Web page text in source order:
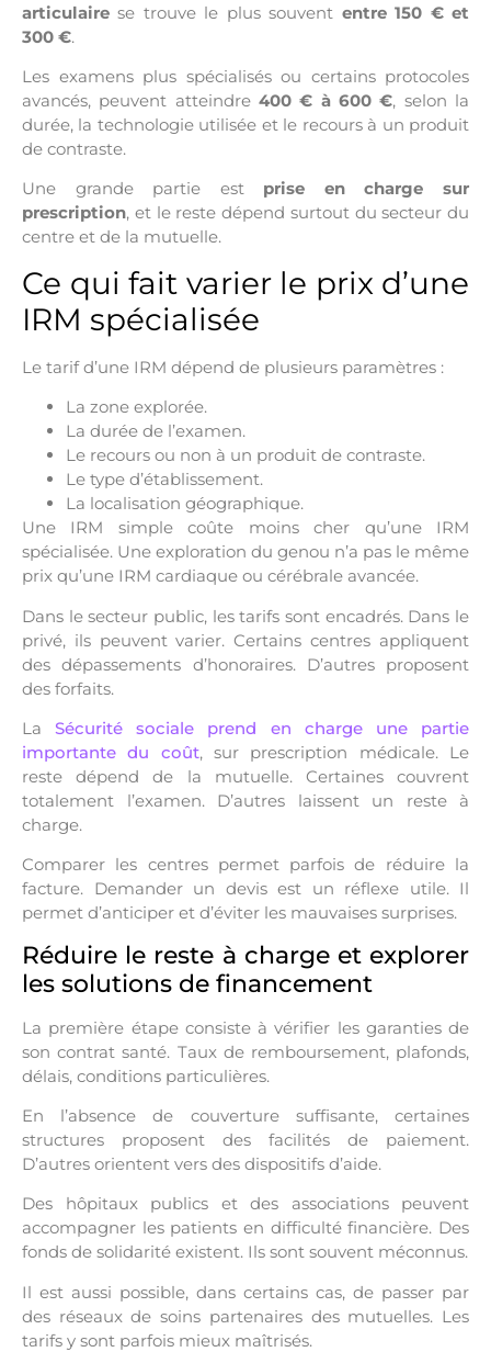
articulaire se trouve le plus souvent entre 150 € et
300 €.
Les examens plus spécialisés ou certains protocoles
avancés, peuvent atteindre 400 € à 600 €, selon la
durée, la technologie utilisée et le recours à un produit
de contraste.
Une grande partie est prise en charge sur
prescription, et le reste dépend surtout du secteur du
centre et de la mutuelle.
Ce qui fait varier le prix d’une
IRM spécialisée
Le tarif d’une IRM dépend de plusieurs paramètres :
La zone explorée.
La durée de l’examen.
Le recours ou non à un produit de contraste.
Le type d’établissement.
La localisation géographique.
Une IRM simple coûte moins cher qu’une IRM
spécialisée. Une exploration du genou n’a pas le même
prix qu’une IRM cardiaque ou cérébrale avancée.
Dans le secteur public, les tarifs sont encadrés. Dans le
privé, ils peuvent varier. Certains centres appliquent
des dépassements d’honoraires. D’autres proposent
des forfaits.
LaSécurité sociale prend en charge une partie
importante du coût, sur prescription médicale. Le
reste dépend de la mutuelle. Certaines couvrent
totalement l’examen. D’autres laissent un reste à
charge.
Comparer les centres permet parfois de réduire la
facture. Demander un devis est un réflexe utile. Il
permet d’anticiper et d’éviter les mauvaises surprises.
Réduire le reste à charge et explorer
les solutions de financement
La première étape consiste à vérifier les garanties de
son contrat santé. Taux de remboursement, plafonds,
délais, conditions particulières.
En l’absence de couverture suffisante, certaines
structures proposent des facilités de paiement.
D’autres orientent vers des dispositifs d’aide.
Des hôpitaux publics et des associations peuvent
accompagner les patients en difficulté financière. Des
fonds de solidarité existent. Ils sont souvent méconnus.
Il est aussi possible, dans certains cas, de passer par
des réseaux de soins partenaires des mutuelles. Les
tarifs y sont parfois mieux maîtrisés.